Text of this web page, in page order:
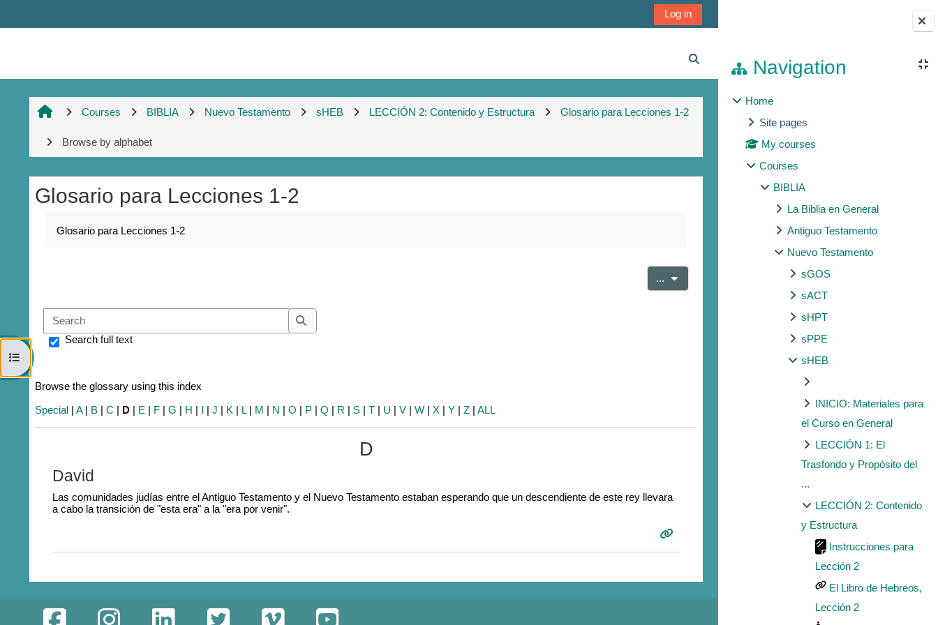
Blocks
Navigation
Home
Site pages
My courses
Courses
BIBLIA
La Biblia en General
Antiguo Testamento
Nuevo Testamento
sGOS
sACT
sHPT
sPPE
sHEB
INICIO: Materiales para
el Curso en General
LECCIÓN 1: El
Trasfondo y Propósito del
...
LECCIÓN 2: Contenido
y Estructura
Instrucciones para
Lección 2
El Libro de Hebreos,
Lección 2
Log in
Toggle search input
Open course index
Courses BIBLIA Nuevo Testamento sHEB LECCIÓN 2: Contenido y Estructura Glosario para Lecciones 1-2
Browse by alphabet
Glosario para Lecciones 1-2
Glosario para Lecciones 1-2
... Export entries
Search
Search
Search full text
Browse the glossary using this index
Special |A| B |C | D | E | F |G | H | I |J | K | L| M | N |O | P |Q | R | S |T | U |V |W |X |Y |Z |ALL
D
David
Las comunidades judías entre el Antiguo Testamento y el Nuevo Testamento estaban esperando que un descendiente de este rey llevara
a cabo la transición de "esta era" a la "era por venir".